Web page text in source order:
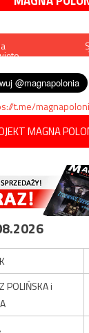
t.me/
MAGNA
POLIŃSKA i